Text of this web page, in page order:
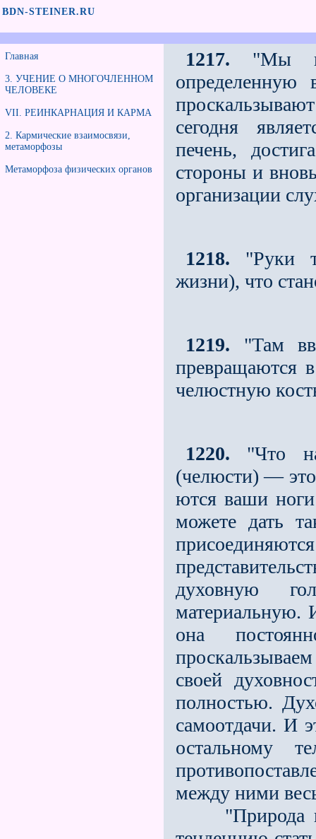
BDN-STEINER.RU
Главная
3. УЧЕНИЕ О МНОГОЧЛЕННОМ
ЧЕЛОВЕКЕ
VII. РЕИНКАРНАЦИЯ И КАРМА
2. Кармические взаимосвязи,
метаморфозы
Метаморфоза физических органов
1217. "Мы
определенную
сегодня
печень,
стороны и
организа­ции
1218. "Руки
жизни), что
1219. "Там
превращаются
челюстную
1220. "Что
(челюсти) —
ются ваши
можете дать
духовную
материальную.
она
своей
полностью.
самоотдачи. И
остальному
между ними
"Природа